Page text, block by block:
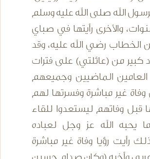
الله صلى الله عليه وسلم
قرابة 8 سنوات، والأخرى رأيتها في صباي
الخطاب رضي الله عليه، وقد
كبير من (عائلتي) على فترات
العامين الماضيين وجميعهم
غير مباشرة وفسرتها لهم
قبل وفاتهم ليستعدوا للقاء
يحبه الله عز وجل لعباده
رأيت رؤيا وفاة غير مباشرة